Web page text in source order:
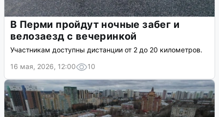
В Перми пройдут ночные забег и
велозаезд с вечеринкой
Участникам доступны дистанции от 2 до 20 километров.
16 мая, 2026, 12:00
10